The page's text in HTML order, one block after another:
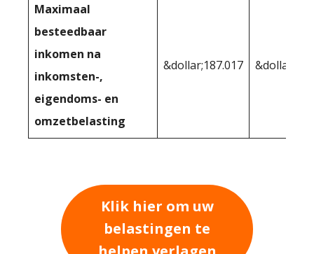
Maximaal
besteedbaar
inkomen na
inkomsten-,
eigendoms- en
omzetbelasting
&dollar;187.017
Klik hier om uw
belastingen te